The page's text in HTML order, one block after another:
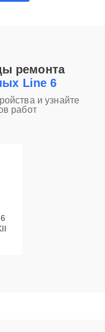
ремонта
Line 6
и узнайте
работ